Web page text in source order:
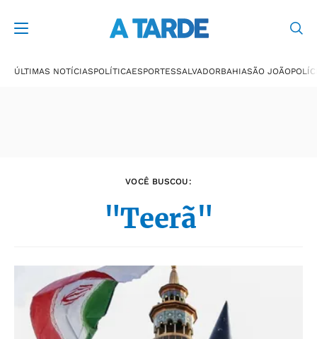
ÚLTIMAS NOTÍCIASPOLÍTICAESPORTESSALVADORBAHIASÃO JOÃO
VOCÊ BUSCOU:
"Teerã"